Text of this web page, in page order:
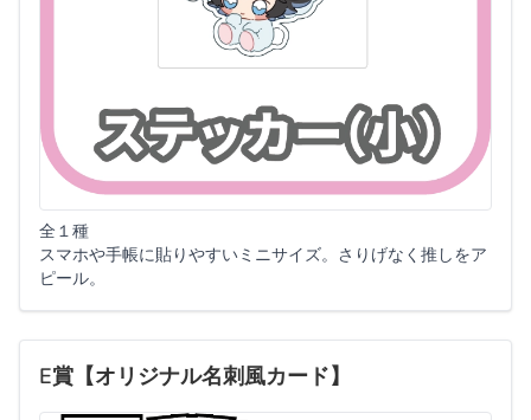
全１種
スマホや手帳に貼りやすいミニサイズ。さりげなく推しをア
ピール。
E賞【オリジナル名刺風カード】